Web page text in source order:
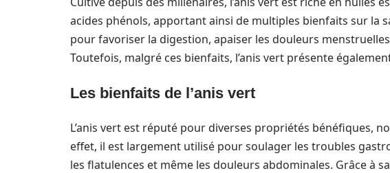
acides phénols, apportant ainsi de multiples bienfaits sur la
pour favoriser la digestion, apaiser les douleurs
Toutefois, malgré ces bienfaits, l’anis vert présente
Les bienfaits de l’anis vert
L’anis vert est réputé pour diverses propriétés bénéfiques,
effet, il est largement utilisé pour soulager les troubles
les flatulences et même les douleurs abdominales. Grâce à